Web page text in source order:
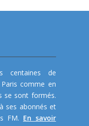
centaines de
comme en
se sont formés.
ses abonnés et
FM. En savoir